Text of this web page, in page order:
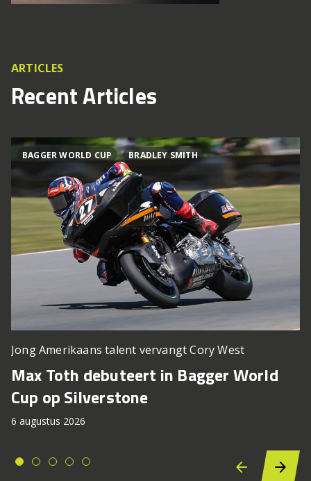
ARTICLES
Recent Articles
BAGGER WORLD CUP BRADLEY SMITH
Jong Amerikaans talent vervangt Cory West
Max Toth debuteert in Bagger World
Cup op Silverstone
6 augustus 2026